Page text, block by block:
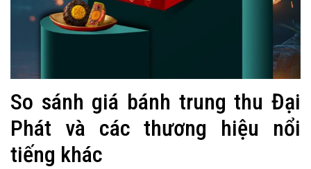
So sánh giá bánh trung thu Đại
Phát và các thương hiệu nổi
tiếng khác